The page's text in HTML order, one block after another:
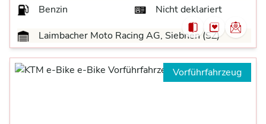
Benzin
Nicht deklariert
Laimbacher Moto Racing AG, Siebnen (SZ)
Vorführfahrzeug